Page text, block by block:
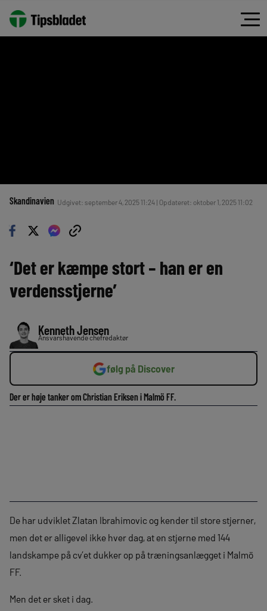
Skandinavien Udgivet: september 4, 2025 11:24 | Opdateret: oktober 1, 2025 11:02
‘Det er kæmpe stort – han er en
verdensstjerne’
Kenneth Jensen
Ansvarshavende chefredaktør
følg på Discover
Der er høje tanker om Christian Eriksen i Malmö FF.
De har udviklet Zlatan Ibrahimovic og kender til store stjerner,
men det er alligevel ikke hver dag, at en stjerne med 144
landskampe på cv’et dukker op på træningsanlægget i Malmö
FF.
Men det er sket i dag.